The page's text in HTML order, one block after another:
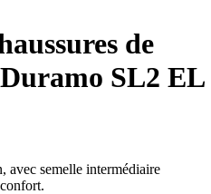
de
SL2 EL
avec semelle intermédiaire